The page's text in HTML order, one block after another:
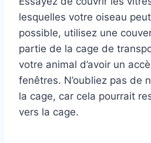
lesquelles votre oiseau
possible, utilisez une
partie de la cage de
votre animal d’avoir un
fenêtres. N’oubliez pas de
la cage, car cela pourrait
vers la cage.